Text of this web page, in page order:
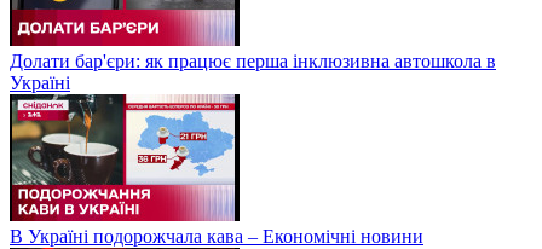
Долати бар'єри: як працює перша інклюзивна автошкола в
Україні
В Україні подорожчала кава – Економічні новини